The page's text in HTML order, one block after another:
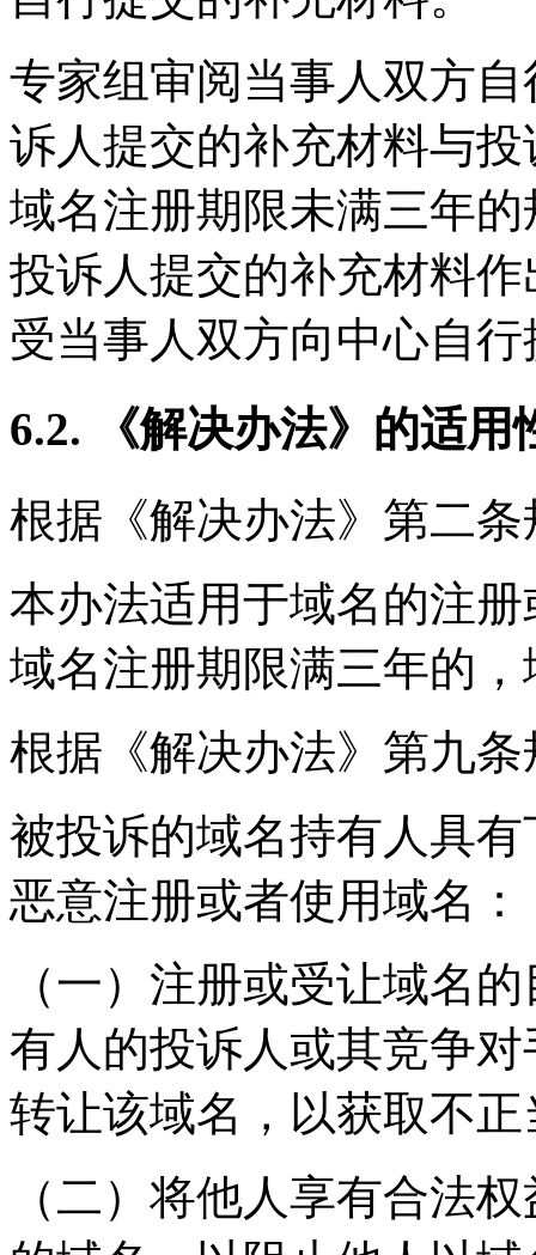
专家组审阅当事人双方
诉人提交的补充材料与
域名注册期限未满三年
投诉人提交的补充材料
受当事人双方向中心自
6.2. 《解决办法》的适用
根据《解决办法》第二条
本办法适用于域名的注
域名注册期限满三年的
根据《解决办法》第九条
被投诉的域名持有人具
恶意注册或者使用域名：
（一）注册或受让域名
有人的投诉人或其竞争
转让该域名，以获取不
（二）将他人享有合法